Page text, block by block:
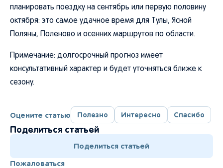
планировать поездку на сентябрь или первую половину
октября: это самое удачное время для Тулы, Ясной
Поляны, Поленово и осенних маршрутов по области.
Примечание: долгосрочный прогноз имеет
консультативный характер и будет уточняться ближе к
сезону.
Оцените статью Полезно Интересно Спасибо
Поделиться статьей
Поделиться статьей
Пожаловаться